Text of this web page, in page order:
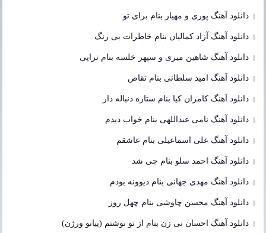
دانلود آهنگ پوری و مهیار بنام برای تو
دانلود آهنگ آزاد کمالیان بنام خاطرات بی رنگ
دانلود آهنگ شاهین میری و سپهر خلسه بنام تراپی
دانلود آهنگ امید سلطانی بنام تقاص
دانلود آهنگ کامران کیا بنام ستاره دنباله دار
دانلود آهنگ نامی عبداللهی بنام خواب دیدم
دانلود آهنگ علی اسماعیلی بنام عاشقم
دانلود آهنگ احمد سلو بنام چی شد
دانلود آهنگ مهدی جهانی بنام دیوونه بودم
دانلود آهنگ محسن چاوشی بنام چهل روز
دانلود آهنگ احسان نی زن بنام از تو نوشتم (پیانو ورژن)